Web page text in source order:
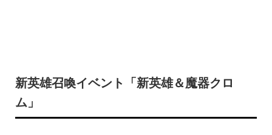
新英雄召喚イベント「新英雄＆魔器クロ
ム」